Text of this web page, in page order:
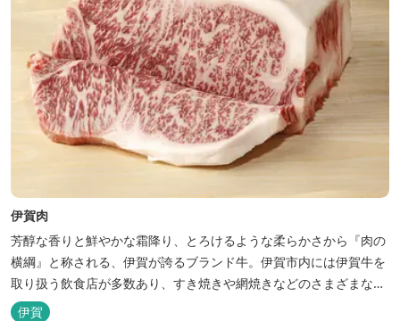
伊賀肉
芳醇な香りと鮮やかな霜降り、とろけるような柔らかさから『肉の
横綱』と称される、伊賀が誇るブランド牛。伊賀市内には伊賀牛を
取り扱う飲食店が多数あり、すき焼きや網焼きなどのさまざまな伊
賀牛料理が味わえます。
伊賀